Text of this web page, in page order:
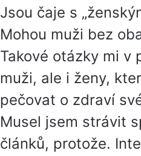
Jsou čaje s
Mohou muži bez
Takové otázky mi v
muži, ale i ženy,
pečovat o zdraví
Musel jsem strávit
článků, protože.